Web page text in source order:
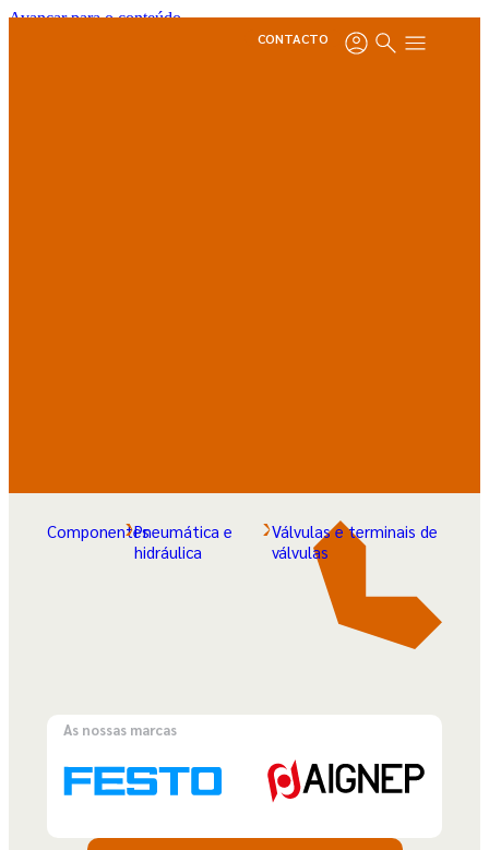
Avançar para o conteúdo
CONTACTO
ComponentesPneumática e
hidráulica
Válvulas e terminais de
válvulas
As nossas marcas